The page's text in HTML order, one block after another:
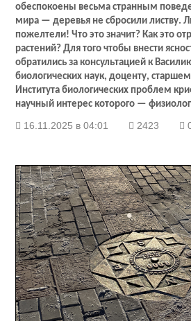
обеспокоены весьма странным
мира — деревья не сбросили листву.
пожелтели! Что это значит? Как это
растений? Для того чтобы внести
обратились за консультацией к
биологических наук, доценту,
Института биологических проблем
научный интерес которого —
16.11.2025 в 04:01 2423